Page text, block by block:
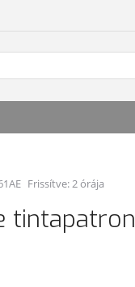
Frissítve: 2 órája
tintapatron